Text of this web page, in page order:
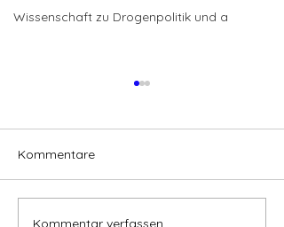
Wissenschaft zu Drogenpolitik und a
Kommentare
Kommentar verfassen...